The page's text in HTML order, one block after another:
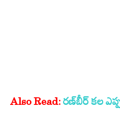
Also Read: రణ్‌బీర్ కల